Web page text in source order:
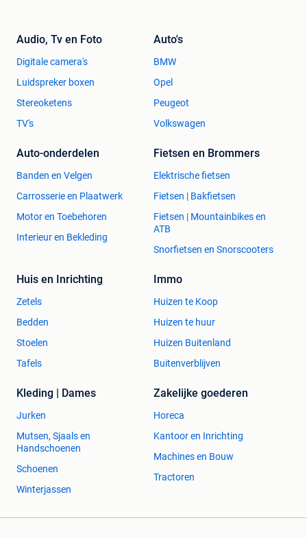
Audio, Tv en Foto
Digitale camera's
Luidspreker boxen
Stereoketens
TV's
Auto's
BMW
Opel
Peugeot
Volkswagen
Auto-onderdelen
Banden en Velgen
Carrosserie en Plaatwerk
Motor en Toebehoren
Interieur en Bekleding
Fietsen en Brommers
Elektrische fietsen
Fietsen | Bakfietsen
Fietsen | Mountainbikes en
ATB
Snorfietsen en Snorscooters
Huis en Inrichting
Zetels
Bedden
Stoelen
Tafels
Immo
Huizen te Koop
Huizen te huur
Huizen Buitenland
Buitenverblijven
Kleding | Dames
Jurken
Mutsen, Sjaals en
Handschoenen
Schoenen
Winterjassen
Zakelijke goederen
Horeca
Kantoor en Inrichting
Machines en Bouw
Tractoren